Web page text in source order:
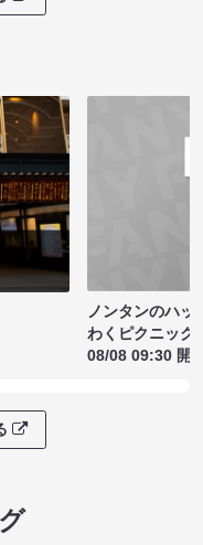
ノンタンのハッ
わくピクニック
08/08 09:30 開